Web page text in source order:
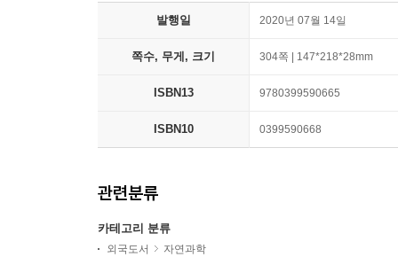
발행일 2020년 07월 14일
쪽수, 무게, 크기 304쪽 | 147*218*28mm
ISBN13 9780399590665
ISBN10 0399590668
관련분류
카테고리 분류
외국도서
자연과학